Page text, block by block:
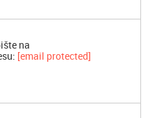
na
[email protected]